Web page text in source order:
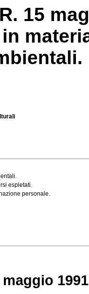
15
espletati.
personale.